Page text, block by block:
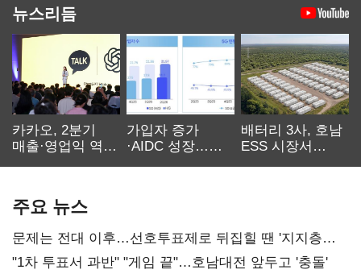
뉴스리듬
카카오, 2분기
매출·영업익 역대
가입자 증가
·AIDC 성장…
배터리 3사, 호남
ESS 시장서
주요 뉴스
문제는 전대 이후…선호투표제로 뒤집힐 땐 '지지층
불복'
"1차 투표서 과반" "게임 끝"…호남대전 앞두고 '충돌'